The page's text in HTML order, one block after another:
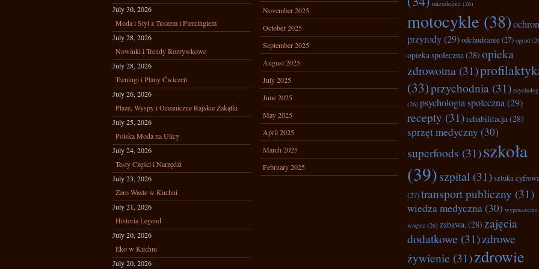
July 30, 2026
Moda i Styl z Tuszem i Piercingiem
July 28, 2026
Nowinki i Trendy Rozrywkowe
July 28, 2026
Treningi i Plany Ćwiczeń
July 26, 2026
Plaże, Wyspy i Oceaniczne Rajskie Zakątki
July 25, 2026
Polska Moda na Ulicy
July 24, 2026
Testy Części i Narzędzi
July 23, 2026
Zero Waste w Kuchni
July 21, 2026
Historia Legend
July 20, 2026
Eko w Kuchni
July 20, 2026
November 2025
October 2025
September 2025
August 2025
July 2025
June 2025
May 2025
April 2025
March 2025
February 2025
mieszkanie (26)
motocykle (38)
przyrody(29)odchudzanie (27) ogród
opieka społeczna(28) opieka
zdrowotna (31)
(33)przychodnia (31)
(26) psychologia społeczna(29)
recepty (31)rehabilitacja(28)
sprzęt medyczny (30)
superfoods (31)szkoła
(39)szpital (31)sztuka
(27)transport publiczny (31)
wiedza medyczna(30) wyposażenie
wnętrz (26) zabawa.(28) zajęcia
dodatkowe (31)zdrowe
żywienie (31)zdrowie